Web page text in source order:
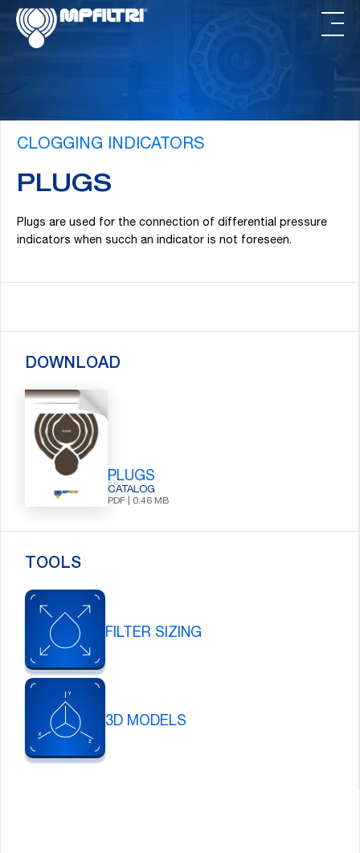
Skip
Skip
footer
CLOGGING INDICATORS
PLUGS
Plugs are used for the connection of differential pressure
indicators when succh an indicator is not foreseen.
DOWNLOAD
PLUGS
CATALOG
PDF | 0.46 MB
TOOLS
FILTER SIZING
3D MODELS